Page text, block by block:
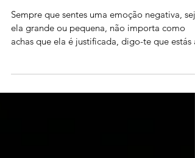
Alivio é o nome do jogo
Sempre que sentes uma emoção negativa, seja